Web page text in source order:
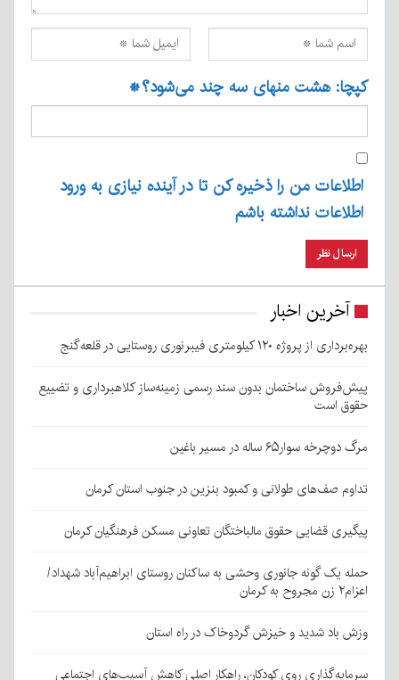
کپچا: هشت منهای سه چند می‌شود؟*
اطلاعات من را ذخیره کن تا در آینده نیازی به ورود
اطلاعات نداشته باشم
آخرین اخبار
بهره‌برداری از پروژه ۱۲۰ کیلومتری فیبرنوری روستایی در قلعه‌گنج
پیش‌فروش ساختمان بدون سند رسمی زمینه‌ساز کلاهبرداری و تضییع
حقوق است
مرگ دوچرخه سوار۶۵ ساله در مسیر باغین
تداوم صف‌های طولانی و کمبود بنزین در جنوب استان کرمان
پیگیری قضایی حقوق مالباختگان تعاونی مسکن فرهنگیان کرمان
حمله یک گونه جانوری وحشی به ساکنان روستای ابراهیم‌آباد شهداد/
اعزام۲ زن مجروح به کرمان
وزش باد شدید و خیزش گردوخاک در راه استان
سرمایه‌گذاری روی کودکان، راهکار اصلی کاهش آسیب‌های اجتماعی